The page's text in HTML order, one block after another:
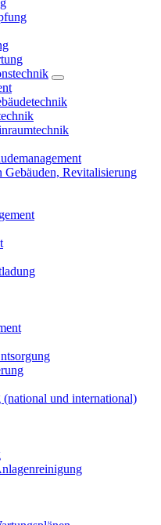
Revitalisierung
(national und international)